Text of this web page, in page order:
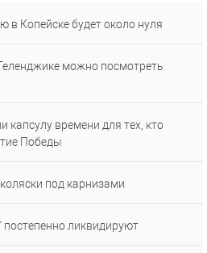
в Копейске будет около нуля
можно посмотреть
капсулу времени для тех, кто
Победы
под карнизами
ликвидируют